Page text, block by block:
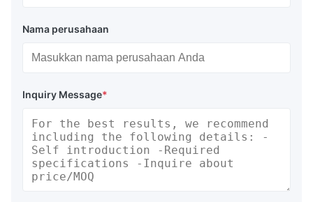
Nama perusahaan
Inquiry Message*